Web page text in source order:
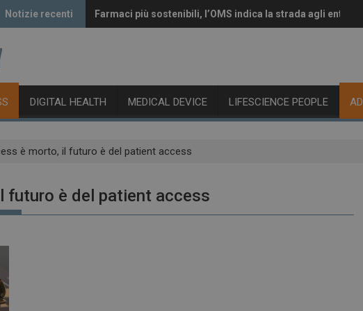
Notizie recenti Farmaci più sostenibili, l’OMS indica la strada agli enti
Vaccini anti-Covid, il CHMP raccomanda l’aggiornamento
DIGITAL HEALTH MEDICAL DEVICE LIFESCIENCE PEOPLE
è morto, il futuro è del patient access
futuro è del patient access